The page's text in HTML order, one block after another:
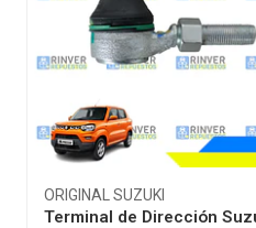
ORIGINAL SUZUKI
Terminal de Dirección